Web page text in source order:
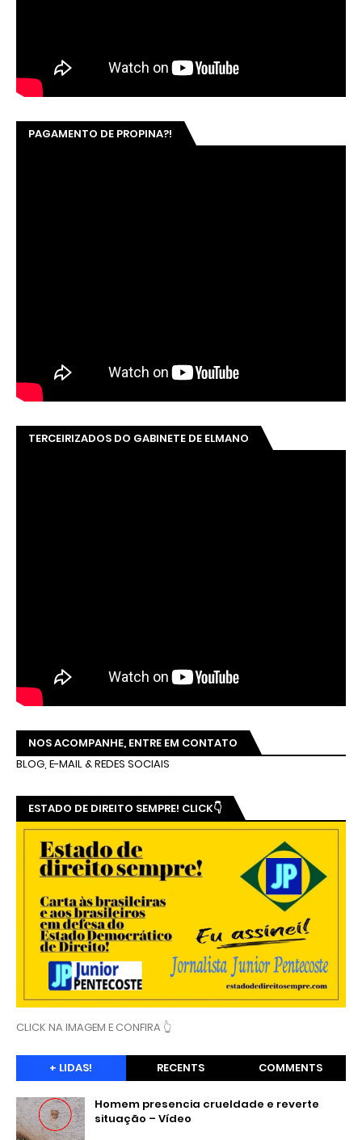
PAGAMENTO DE PROPINA?!
TERCEIRIZADOS DO GABINETE DE ELMANO
NOS ACOMPANHE, ENTRE EM CONTATO
BLOG, E-MAIL & REDES SOCIAIS
ESTADO DE DIREITO SEMPRE! CLICK👇
CLICK NA IMAGEM E CONFIRA 👆
+ LIDAS! RECENTS COMMENTS
Homem presencia crueldade e reverte
situação – Vídeo